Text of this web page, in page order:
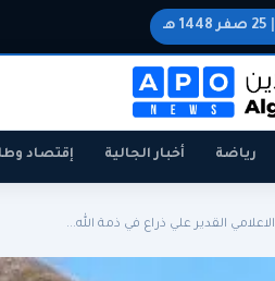
25 صفر 1448 هـ
رياضة أخبار الجالية إقتصاد
الاعلامي القدير علي ذراع في ذمة الله...